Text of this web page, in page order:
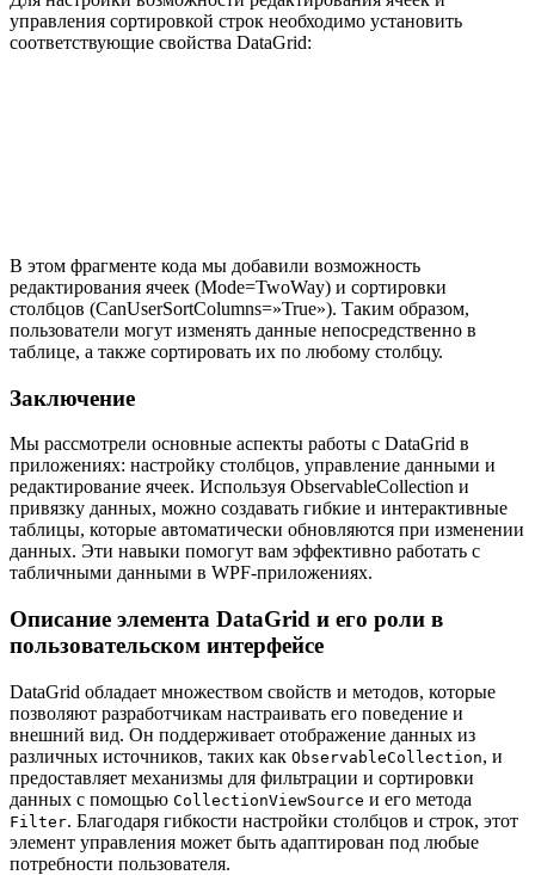
управления сортировкой строк необходимо установить
соответствующие свойства DataGrid:
В этом фрагменте кода мы добавили возможность
редактирования ячеек (Mode=TwoWay) и сортировки
столбцов (CanUserSortColumns=»True»). Таким образом,
пользователи могут изменять данные непосредственно в
таблице, а также сортировать их по любому столбцу.
Заключение
Мы рассмотрели основные аспекты работы с DataGrid в
приложениях: настройку столбцов, управление данными и
редактирование ячеек. Используя ObservableCollection и
привязку данных, можно создавать гибкие и интерактивные
таблицы, которые автоматически обновляются при изменении
данных. Эти навыки помогут вам эффективно работать с
табличными данными в WPF-приложениях.
Описание элемента DataGrid и его роли в
пользовательском интерфейсе
DataGrid обладает множеством свойств и методов, которые
позволяют разработчикам настраивать его поведение и
внешний вид. Он поддерживает отображение данных из
различных источников, таких как ObservableCollection, и
предоставляет механизмы для фильтрации и сортировки
данных с помощью CollectionViewSource и его метода
Filter. Благодаря гибкости настройки столбцов и строк, этот
элемент управления может быть адаптирован под любые
потребности пользователя.